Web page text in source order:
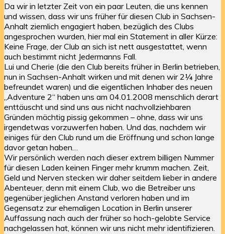
Da wir in letzter Zeit von ein paar Leuten, die uns kennen
und wissen, dass wir uns früher für diesen Club in Sachsen-
Anhalt ziemlich engagiert haben, bezüglich des Clubs
angesprochen wurden, hier mal ein Statement in aller Kürze:
Keine Frage, der Club an sich ist nett ausgestattet, wenn
auch bestimmt nicht Jedermanns Fall.
Lui und Cherie (die den Club bereits früher in Berlin betrieben,
nun in Sachsen-Anhalt wirken und mit denen wir 2¼ Jahre
befreundet waren) und die eigentlichen Inhaber des neuen
„Adventure 2“ haben uns am 04.01.2008 menschlich derart
enttäuscht und sind uns aus nicht nachvollziehbaren
Gründen mächtig pissig gekommen – ohne, dass wir uns
irgendetwas vorzuwerfen haben. Und das, nachdem wir
einiges für den Club rund um die Eröffnung und schon lange
davor getan haben…
Wir persönlich werden nach dieser extrem billigen Nummer
für diesen Laden keinen Finger mehr krumm machen. Zeit,
Geld und Nerven stecken wir daher seitdem lieber in andere
Abenteuer, denn mit einem Club, wo die Betreiber uns
gegenüber jeglichen Anstand verloren haben und im
Gegensatz zur ehemaligen Location in Berlin unserer
Auffassung nach auch der früher so hoch-gelobte Service
nachgelassen hat, können wir uns nicht mehr identifizieren.